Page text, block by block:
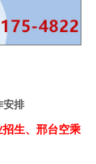
安排
生、邢台空乘